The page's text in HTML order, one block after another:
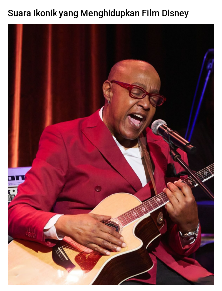
Suara Ikonik yang Menghidupkan Film Disney